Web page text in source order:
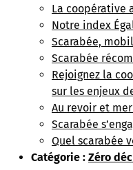
La coopérative
Notre index
Scarabée,
Scarabée
Rejoignez la
sur les enjeux
Au revoir et
Scarabée
Quel scarabée
Catégorie : Zéro